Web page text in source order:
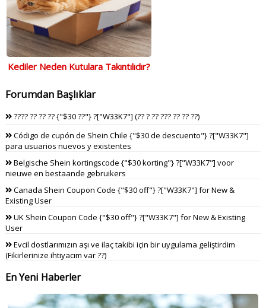
Kediler Neden Kutulara Takıntılıdır?
Forumdan Başlıklar
???? ?? ?? ?? {"$30 ??"} ?["W33K7"] (?? ? ?? ??? ?? ?? ??)
Código de cupón de Shein Chile {"$30 de descuento"} ?["W33K7"]
para usuarios nuevos y existentes
Belgische Shein kortingscode {"$30 korting"} ?["W33K7"] voor
nieuwe en bestaande gebruikers
Canada Shein Coupon Code {"$30 off"} ?["W33K7"] for New &
Existing User
UK Shein Coupon Code {"$30 off"} ?["W33K7"] for New & Existing
User
Evcil dostlarımızın aşı ve ilaç takibi için bir uygulama geliştirdim
(Fikirlerinize ihtiyacım var ??)
En Yeni Haberler